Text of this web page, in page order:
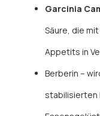
Garcinia
Säure, die
Appetits in
Berberin –
stabilisierten